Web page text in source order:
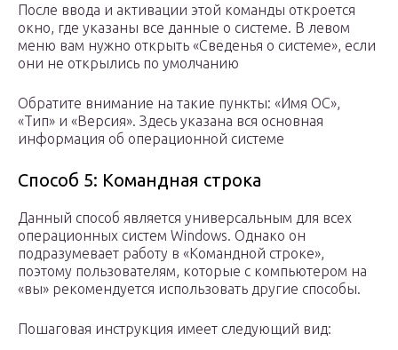
После ввода и активации этой команды откроется
окно, где указаны все данные о системе. В левом
меню вам нужно открыть «Сведенья о системе», если
они не открылись по умолчанию
Обратите внимание на такие пункты: «Имя ОС»,
«Тип» и «Версия». Здесь указана вся основная
информация об операционной системе
Способ 5: Командная строка
Данный способ является универсальным для всех
операционных систем Windows. Однако он
подразумевает работу в «Командной строке»,
поэтому пользователям, которые с компьютером на
«вы» рекомендуется использовать другие способы.
Пошаговая инструкция имеет следующий вид: